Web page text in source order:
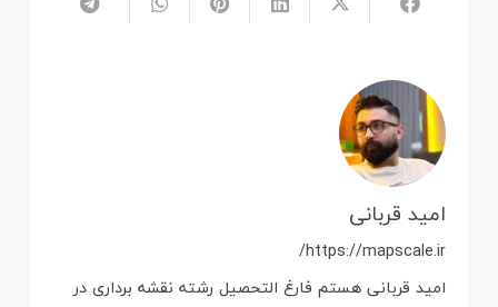
امید قربانی
https://mapscale.ir/
امید قربانی هستم فارغ التحصیل رشته نقشه برداری در